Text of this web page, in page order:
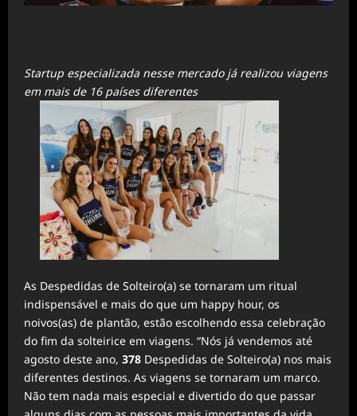
Startup especializada nesse mercado já realizou viagens
em mais de 16 países diferentes
As Despedidas de Solteiro(a) se tornaram um ritual
indispensável e mais do que um happy hour, os
noivos(as) de plantão, estão escolhendo essa celebração
do fim da solteirice em viagens. “Nós já vendemos até
agosto deste ano, 378 Despedidas de Solteiro(a) nos mais
diferentes destinos. As viagens se tornaram um marco.
Não tem nada mais especial e divertido do que passar